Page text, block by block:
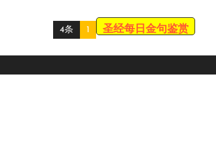
4条 1 圣经每日金句鉴赏